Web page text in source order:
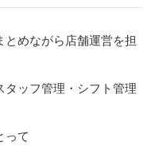
とめながら店舗運営を担
タッフ管理・シフト管理
って